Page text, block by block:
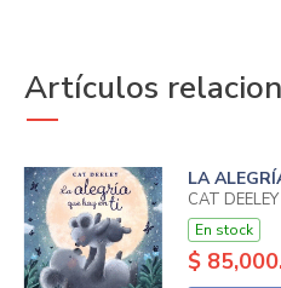
Artículos
LA
CAT DEELEY
En stock
$